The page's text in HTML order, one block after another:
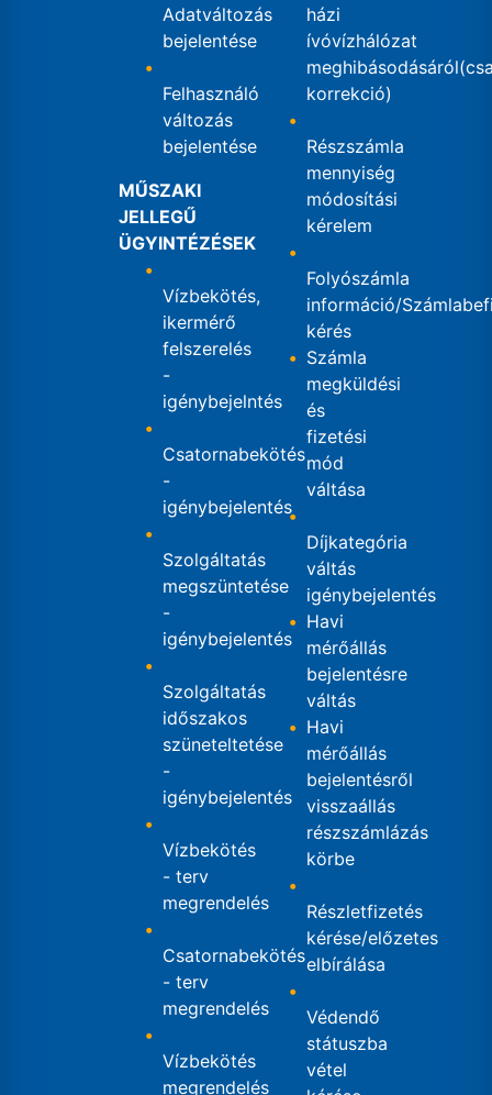
Adatváltozás
bejelentése
Felhasználó
változás
bejelentése
MŰSZAKI
JELLEGŰ
ÜGYINTÉZÉSEK
Vízbekötés,
ikermérő
felszerelés
-
igénybejelntés
Csatornabekötés
-
igénybejelentés
Szolgáltatás
megszüntetése
-
igénybejelentés
Szolgáltatás
időszakos
szüneteltetése
-
igénybejelentés
Vízbekötés
- terv
megrendelés
Csatornabekötés
- terv
megrendelés
Vízbekötés
megrendelés
házi
ívóvízhálózat
korrekció)
Részszámla
mennyiség
módosítási
kérelem
Folyószámla
információ/
kérés
Számla
megküldési
és
fizetési
mód
váltása
Díjkategória
váltás
igénybejelentés
Havi
mérőállás
bejelentésre
váltás
Havi
mérőállás
bejelentésről
visszaállás
részszámlázás
körbe
Részletfizetés
kérése/előzetes
elbírálása
Védendő
státuszba
vétel